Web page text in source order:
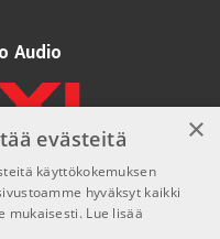
suurin
Yhtiön perustaja
Orchestran
soitettavakseen
Audio
×
evästeitä
käyttökokemuksen
hyväksyt kaikki
mukaisesti. Lue lisää